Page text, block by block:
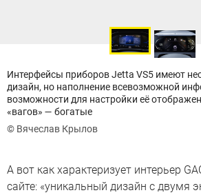
Интерфейсы приборов Jetta VS5 имеют
дизайн, но наполнение всевозможной
возможности для настройки её
«вагов» — богатые
© Вячеслав Крылов
А вот как характеризует интерьер
сайте: «уникальный дизайн с двумя